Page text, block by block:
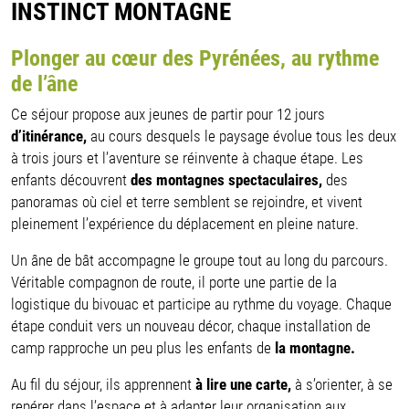
INSTINCT MONTAGNE
Plonger au cœur des Pyrénées, au rythme
de l’âne
Ce séjour propose aux jeunes de partir pour 12 jours
d’itinérance, au cours desquels le paysage évolue tous les deux
à trois jours et l’aventure se réinvente à chaque étape. Les
enfants découvrent des montagnes spectaculaires, des
panoramas où ciel et terre semblent se rejoindre, et vivent
pleinement l’expérience du déplacement en pleine nature.
Un âne de bât accompagne le groupe tout au long du parcours.
Véritable compagnon de route, il porte une partie de la
logistique du bivouac et participe au rythme du voyage. Chaque
étape conduit vers un nouveau décor, chaque installation de
camp rapproche un peu plus les enfants de la montagne.
Au fil du séjour, ils apprennent à lire une carte, à s’orienter, à se